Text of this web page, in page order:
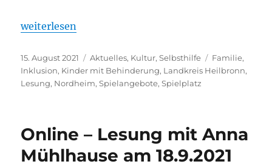
„Neue inklusive Reitgruppe ab Herbst in Lauffen a.
weiterlesen
Veröffentlicht
am
15. August 2021 Kategorien
Aktuelles, Kultur,Selbsthilfe Schlagwörter
Familie,
Inklusion, Kinder mit Behinderung, Landkreis Heilbronn,
Lesung, Nordheim,Spielangebote,Spielplatz
Online – Lesung mit Anna
Mühlhause am 18.9.2021